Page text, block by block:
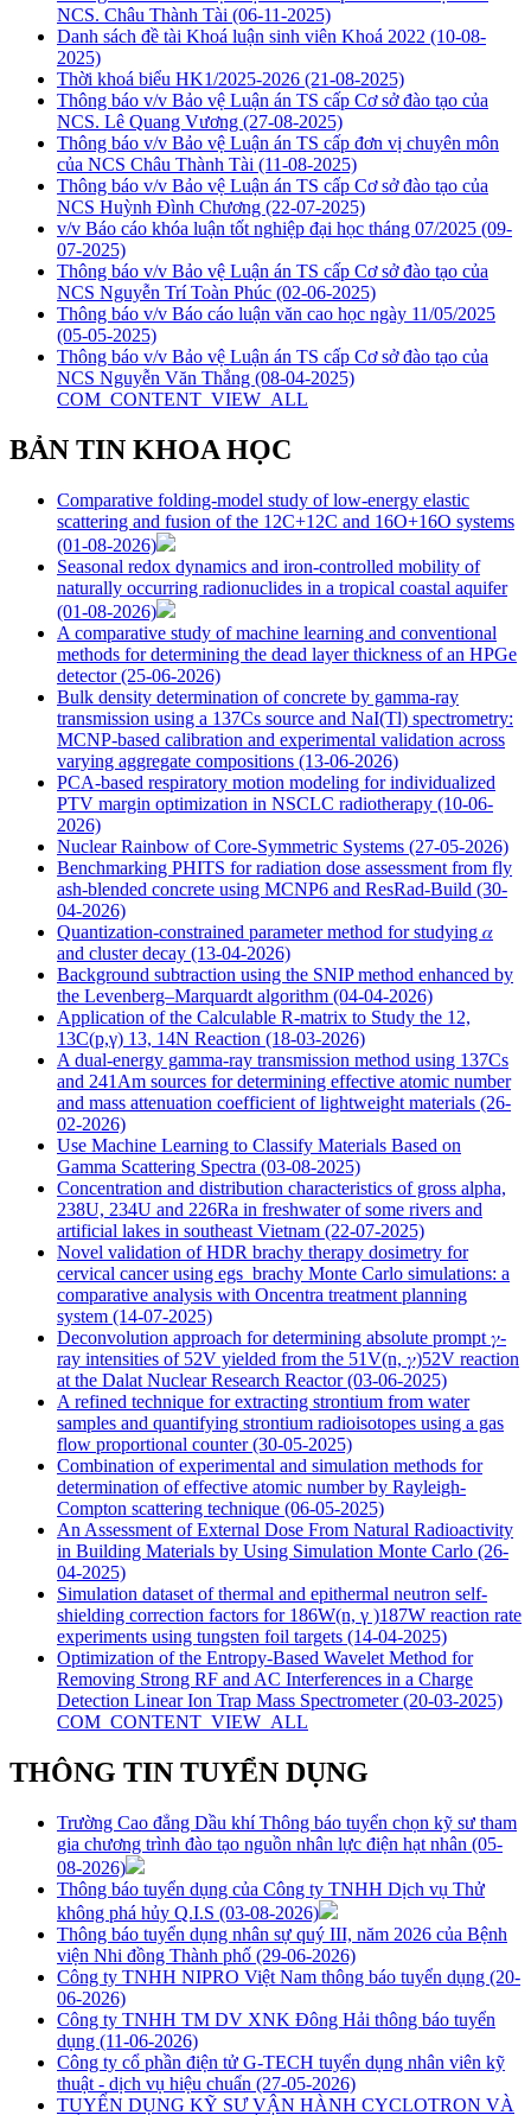
NCS. Châu Thành Tài (06-11-2025)
Danh sách đề tài Khoá luận sinh viên Khoá 2022 (10-08-
2025)
Thời khoá biểu HK1/2025-2026 (21-08-2025)
Thông báo v/v Bảo vệ Luận án TS cấp Cơ sở đào tạo của
NCS. Lê Quang Vương (27-08-2025)
Thông báo v/v Bảo vệ Luận án TS cấp đơn vị chuyên môn
của NCS Châu Thành Tài (11-08-2025)
Thông báo v/v Bảo vệ Luận án TS cấp Cơ sở đào tạo của
NCS Huỳnh Đình Chương (22-07-2025)
v/v Báo cáo khóa luận tốt nghiệp đại học tháng 07/2025 (09-
07-2025)
Thông báo v/v Bảo vệ Luận án TS cấp Cơ sở đào tạo của
NCS Nguyễn Trí Toàn Phúc (02-06-2025)
Thông báo v/v Báo cáo luận văn cao học ngày 11/05/2025
(05-05-2025)
Thông báo v/v Bảo vệ Luận án TS cấp Cơ sở đào tạo của
NCS Nguyễn Văn Thắng (08-04-2025)
COM_CONTENT_VIEW_ALL
BẢN TIN KHOA HỌC
Comparative folding-model study of low-energy elastic
scattering and fusion of the 12C+12C and 16O+16O systems
(01-08-2026)
Seasonal redox dynamics and iron‑controlled mobility of
naturally occurring radionuclides in a tropical coastal aquifer
(01-08-2026)
A comparative study of machine learning and conventional
methods for determining the dead layer thickness of an HPGe
detector(25-06-2026)
Bulk density determination of concrete by gamma-ray
transmission using a 137Cs source and NaI(Tl) spectrometry:
MCNP-based calibration and experimental validation across
varying aggregate compositions (13-06-2026)
PCA-based respiratory motion modeling for individualized
PTV margin optimization in NSCLC radiotherapy (10-06-
2026)
Nuclear Rainbow of Core-Symmetric Systems (27-05-2026)
Benchmarking PHITS for radiation dose assessment from fly
ash-blended concrete using MCNP6 and ResRad-Build (30-
04-2026)
Quantization-constrained parameter method for studying 𝛼
and cluster decay (13-04-2026)
Background subtraction using the SNIP method enhanced by
the Levenberg–Marquardt algorithm (04-04-2026)
Application of the Calculable R-matrix to Study the 12,
13C(p,γ) 13, 14N Reaction (18-03-2026)
A dual-energy gamma-ray transmission method using 137Cs
and 241Am sources for determining effective atomic number
and mass attenuation coefficient of lightweight materials (26-
02-2026)
Use Machine Learning to Classify Materials Based on
Gamma Scattering Spectra (03-08-2025)
Concentration and distribution characteristics of gross alpha,
238U, 234U and 226Ra in freshwater of some rivers and
artificial lakes in southeast Vietnam (22-07-2025)
Novel validation of HDR brachy therapy dosimetry for
cervical cancer using egs_brachy Monte Carlo simulations: a
comparative analysis with Oncentra treatment planning
system (14-07-2025)
Deconvolution approach for determining absolute prompt 𝛾-
ray intensities of 52V yielded from the 51V(n, 𝛾)52V reaction
at the Dalat Nuclear Research Reactor(03-06-2025)
A refined technique for extracting strontium from water
samples and quantifying strontium radioisotopes using a gas
flow proportional counter(30-05-2025)
Combination of experimental and simulation methods for
determination of effective atomic number by Rayleigh-
Compton scattering technique (06-05-2025)
An Assessment of External Dose From Natural Radioactivity
in Building Materials by Using Simulation Monte Carlo (26-
04-2025)
Simulation dataset of thermal and epithermal neutron self-
shielding correction factors for 186W(n, γ )187W reaction rate
experiments using tungsten foil targets (14-04-2025)
Optimization of the Entropy-Based Wavelet Method for
Removing Strong RF and AC Interferences in a Charge
Detection Linear Ion Trap Mass Spectrometer(20-03-2025)
COM_CONTENT_VIEW_ALL
THÔNG TIN TUYỂN DỤNG
Trường Cao đẳng Dầu khí Thông báo tuyển chọn kỹ sư tham
gia chương trình đào tạo nguồn nhân lực điện hạt nhân (05-
08-2026)
Thông báo tuyển dụng của Công ty TNHH Dịch vụ Thử
không phá hủy Q.I.S (03-08-2026)
Thông báo tuyển dụng nhân sự quý III, năm 2026 của Bệnh
viện Nhi đồng Thành phố (29-06-2026)
Công ty TNHH NIPRO Việt Nam thông báo tuyển dụng (20-
06-2026)
Công ty TNHH TM DV XNK Đông Hải thông báo tuyển
dụng (11-06-2026)
Công ty cổ phần điện tử G-TECH tuyển dụng nhân viên kỹ
thuật - dịch vụ hiệu chuẩn (27-05-2026)
TUYỂN DỤNG KỸ SƯ VẬN HÀNH CYCLOTRON VÀ